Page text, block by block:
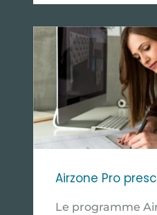
Airzone Pro
Le programme